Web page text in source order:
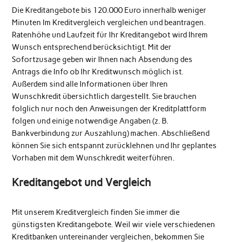
Die Kreditangebote bis 120.000 Euro innerhalb weniger
Minuten Im Kreditvergleich vergleichen und beantragen.
Ratenhöhe und Laufzeit für Ihr Kreditangebot wird Ihrem
Wunsch entsprechend berücksichtigt. Mit der
Sofortzusage geben wir Ihnen nach Absendung des
Antrags die Info ob Ihr Kreditwunsch möglich ist.
Außerdem sind alle Informationen über Ihren
Wunschkredit übersichtlich dargestellt. Sie brauchen
folglich nur noch den Anweisungen der Kreditplattform
folgen und einige notwendige Angaben (z. B.
Bankverbindung zur Auszahlung) machen. Abschließend
können Sie sich entspannt zurücklehnen und Ihr geplantes
Vorhaben mit dem Wunschkredit weiterführen.
Kreditangebot und Vergleich
Mit unserem Kreditvergleich finden Sie immer die
günstigsten Kreditangebote. Weil wir viele verschiedenen
Kreditbanken untereinander vergleichen, bekommen Sie